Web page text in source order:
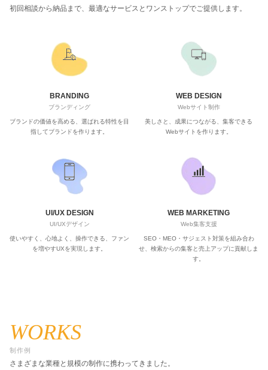
初回相談から納品まで、最適なサービスとワンストップでご提供します。
BRANDING
ブランディング
ブランドの価値を高める、選ばれる特性を目
指してブランドを作ります。
WEB DESIGN
Webサイト制作
美しさと、成果につながる、集客できる
Webサイトを作ります。
UI/UX DESIGN
UI/UXデザイン
使いやすく、心地よく、操作できる、ファン
を増やすUXを実現します。
WEB MARKETING
Web集客支援
SEO・MEO・サジェスト対策を組み合わ
せ、検索からの集客と売上アップに貢献しま
す。
WORKS
制作例
さまざまな業種と規模の制作に携わってきました。